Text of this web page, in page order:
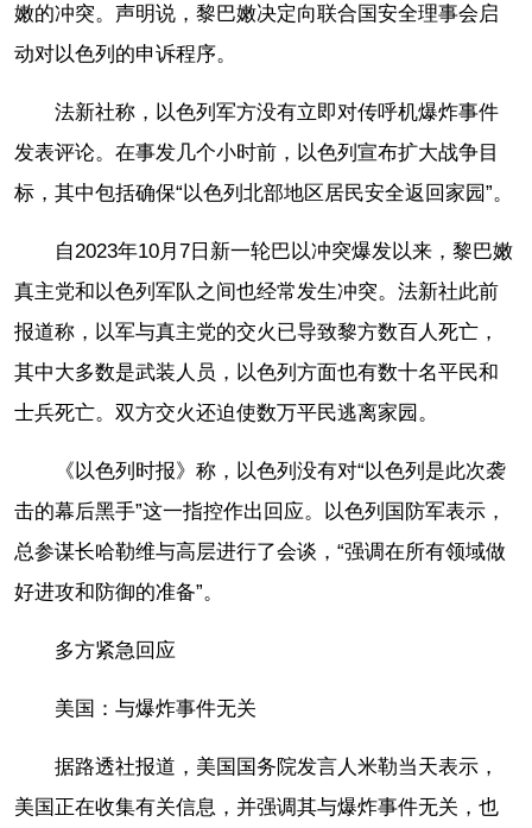
嫩的冲突。声明说，黎巴嫩决定向联合国安全理事会启
动对以色列的申诉程序。
法新社称，以色列军方没有立即对传呼机爆炸事件
发表评论。在事发几个小时前，以色列宣布扩大战争目
标，其中包括确保“以色列北部地区居民安全返回家园”。
自2023年10月7日新一轮巴以冲突爆发以来，黎巴嫩
真主党和以色列军队之间也经常发生冲突。法新社此前
报道称，以军与真主党的交火已导致黎方数百人死亡，
其中大多数是武装人员，以色列方面也有数十名平民和
士兵死亡。双方交火还迫使数万平民逃离家园。
《以色列时报》称，以色列没有对“以色列是此次袭
击的幕后黑手”这一指控作出回应。以色列国防军表示，
总参谋长哈勒维与高层进行了会谈，“强调在所有领域做
好进攻和防御的准备”。
多方紧急回应
美国：与爆炸事件无关
据路透社报道，美国国务院发言人米勒当天表示，
美国正在收集有关信息，并强调其与爆炸事件无关，也